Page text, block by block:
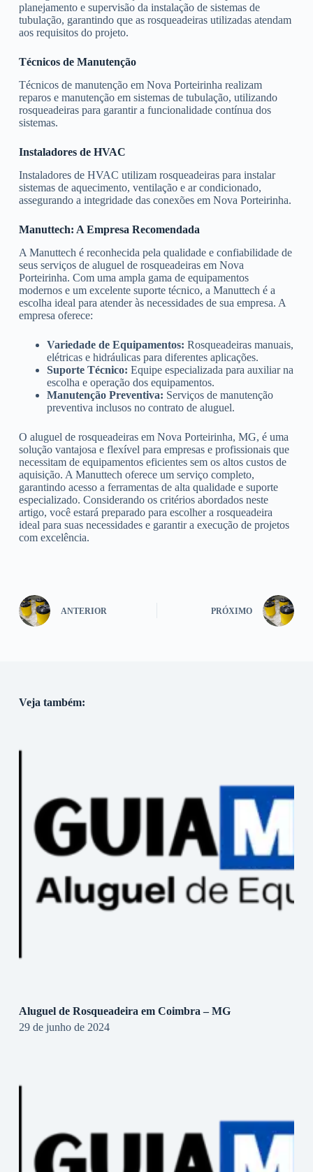
planejamento e supervisão da instalação de sistemas de
tubulação, garantindo que as rosqueadeiras utilizadas atendam
aos requisitos do projeto.
Técnicos de Manutenção
Técnicos de manutenção em Nova Porteirinha realizam
reparos e manutenção em sistemas de tubulação, utilizando
rosqueadeiras para garantir a funcionalidade contínua dos
sistemas.
Instaladores de HVAC
Instaladores de HVAC utilizam rosqueadeiras para instalar
sistemas de aquecimento, ventilação e ar condicionado,
assegurando a integridade das conexões em Nova Porteirinha.
Manuttech: A Empresa Recomendada
A Manuttech é reconhecida pela qualidade e confiabilidade de
seus serviços de aluguel de rosqueadeiras em Nova
Porteirinha. Com uma ampla gama de equipamentos
modernos e um excelente suporte técnico, a Manuttech é a
escolha ideal para atender às necessidades de sua empresa. A
empresa oferece:
Variedade de Equipamentos: Rosqueadeiras manuais,
elétricas e hidráulicas para diferentes aplicações.
Suporte Técnico: Equipe especializada para auxiliar na
escolha e operação dos equipamentos.
Manutenção Preventiva: Serviços de manutenção
preventiva inclusos no contrato de aluguel.
O aluguel de rosqueadeiras em Nova Porteirinha, MG, é uma
solução vantajosa e flexível para empresas e profissionais que
necessitam de equipamentos eficientes sem os altos custos de
aquisição. A Manuttech oferece um serviço completo,
garantindo acesso a ferramentas de alta qualidade e suporte
especializado. Considerando os critérios abordados neste
artigo, você estará preparado para escolher a rosqueadeira
ideal para suas necessidades e garantir a execução de projetos
com excelência.
ANTERIOR PRÓXIMO
Veja também:
Aluguel de Rosqueadeira em Coimbra – MG
29 de junho de 2024